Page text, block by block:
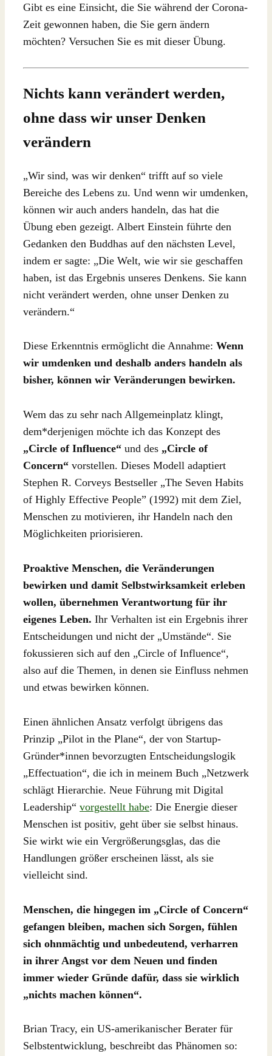
Gibt es eine Einsicht, die Sie während der Corona-
Zeit gewonnen haben, die Sie gern ändern
möchten? Versuchen Sie es mit dieser Übung.
Nichts kann verändert werden,
ohne dass wir unser Denken
verändern
„Wir sind, was wir denken“ trifft auf so viele
Bereiche des Lebens zu. Und wenn wir umdenken,
können wir auch anders handeln, das hat die
Übung eben gezeigt. Albert Einstein führte den
Gedanken den Buddhas auf den nächsten Level,
indem er sagte: „Die Welt, wie wir sie geschaffen
haben, ist das Ergebnis unseres Denkens. Sie kann
nicht verändert werden, ohne unser Denken zu
verändern.“
Diese Erkenntnis ermöglicht die Annahme: Wenn
wir umdenken und deshalb anders handeln als
bisher, können wir Veränderungen bewirken.
Wem das zu sehr nach Allgemeinplatz klingt,
dem*derjenigen möchte ich das Konzept des
„Circle of Influence“ und des „Circle of
Concern“ vorstellen. Dieses Modell adaptiert
Stephen R. Corveys Bestseller „The Seven Habits
of Highly Effective People” (1992) mit dem Ziel,
Menschen zu motivieren, ihr Handeln nach den
Möglichkeiten priorisieren.
Proaktive Menschen, die Veränderungen
bewirken und damit Selbstwirksamkeit erleben
wollen, übernehmen Verantwortung für ihr
eigenes Leben. Ihr Verhalten ist ein Ergebnis ihrer
Entscheidungen und nicht der „Umstände“. Sie
fokussieren sich auf den „Circle of Influence“,
also auf die Themen, in denen sie Einfluss nehmen
und etwas bewirken können.
Einen ähnlichen Ansatz verfolgt übrigens das
Prinzip „Pilot in the Plane“, der von Startup-
Gründer*innen bevorzugten Entscheidungslogik
„Effectuation“, die ich in meinem Buch „Netzwerk
schlägt Hierarchie. Neue Führung mit Digital
Leadership“ vorgestellt habe: Die Energie dieser
Menschen ist positiv, geht über sie selbst hinaus.
Sie wirkt wie ein Vergrößerungsglas, das die
Handlungen größer erscheinen lässt, als sie
vielleicht sind.
Menschen, die hingegen im „Circle of Concern“
gefangen bleiben, machen sich Sorgen, fühlen
sich ohnmächtig und unbedeutend, verharren
in ihrer Angst vor dem Neuen und finden
immer wieder Gründe dafür, dass sie wirklich
„nichts machen können“.
Brian Tracy, ein US-amerikanischer Berater für
Selbstentwicklung, beschreibt das Phänomen so: